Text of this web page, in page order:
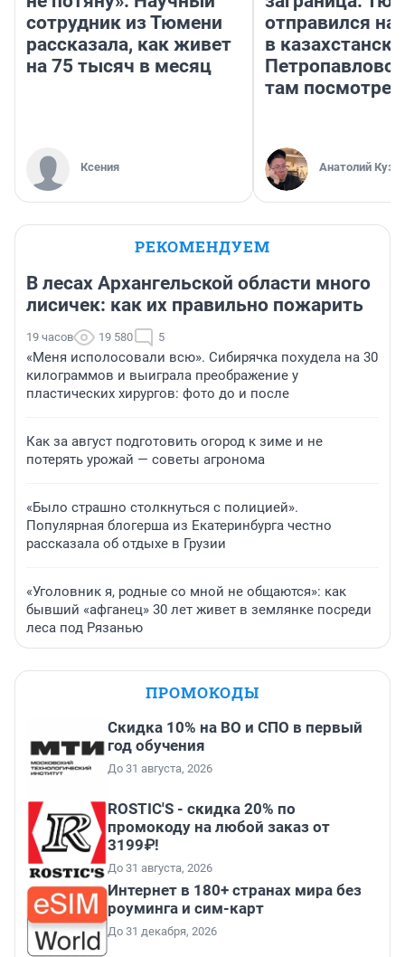
сотрудник из Тюмени
рассказала, как живет
на 75 тысяч в месяц
Ксения
отправился
в
там
Анатолий
РЕКОМЕНДУЕМ
В лесах Архангельской области много
лисичек: как их правильно пожарить
19 часов 19 580 5
«Меня исполосовали всю». Сибирячка похудела на 30
килограммов и выиграла преображение у
пластических хирургов: фото до и после
Как за август подготовить огород к зиме и не
потерять урожай — советы агронома
«Было страшно столкнуться с полицией».
Популярная блогерша из Екатеринбурга честно
рассказала об отдыхе в Грузии
«Уголовник я, родные со мной не общаются»: как
бывший «афганец» 30 лет живет в землянке посреди
леса под Рязанью
ПРОМОКОДЫ
Скидка 10% на ВО и СПО в первый
год обучения
До 31 августа, 2026
ROSTIC'S - скидка 20% по
промокоду на любой заказ от
3199₽!
До 31 августа, 2026
Интернет в 180+ странах мира без
роуминга и сим-карт
До 31 декабря, 2026